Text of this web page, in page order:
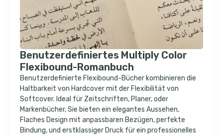
Benutzerdefiniertes Multiply Color
Flexibound-Romanbuch
Benutzerdefinierte Flexibound-Bücher kombinieren die
Haltbarkeit von Hardcover mit der Flexibilität von
Softcover. Ideal für Zeitschriften, Planer, oder
Markenbücher, Sie bieten ein elegantes Aussehen,
Flaches Design mit anpassbaren Bezügen, perfekte
Bindung, und erstklassiger Druck für ein professionelles